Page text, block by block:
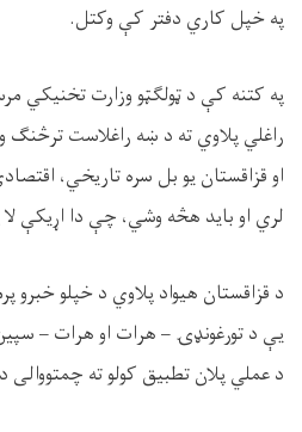
په خپل کاري دفتر کې وکتل.
په کتنه کې د ټولګټو وزارت تخنيکي
راغلي پلاوي ته د ښه راغلاست
او قزاقستان يو بل سره تاريخي،
لري او بايد هڅه وشي، چې دا اړيکې لا
د قزاقستان هيواد پلاوي د خپلو
يې د تورغونډۍ – هرات او هرات –
د عملي پلان تطبيق کولو ته چمتووالی